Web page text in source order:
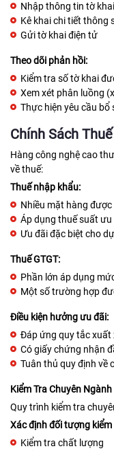
Nhập thông tin tờ khai
Kê khai chi tiết thông
Gửi tờ khai điện tử
Theo dõi phản hồi:
Kiểm tra số tờ khai
Xem xét phân luồng
Thực hiện yêu cầu bổ
Chính Sách
Hàng công nghệ cao
về thuế:
Thuế nhập khẩu:
Nhiều mặt hàng
Áp dụng thuế suất ưu
Ưu đãi đặc biệt cho
Thuế GTGT:
Phần lớn áp dụng
Một số trường hợp
Điều kiện hưởng ưu đãi:
Đáp ứng quy tắc xuất
Có giấy chứng nhận
Tuân thủ quy định về
Kiểm Tra Chuyên Ngành
Quy trình kiểm tra
Xác định đối tượng kiểm
Kiểm tra chất lượng